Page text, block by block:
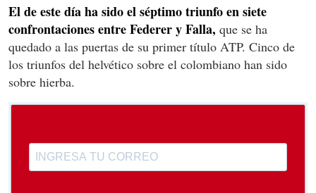
El de este día ha sido el séptimo triunfo en siete
confrontaciones entre Federer y Falla, que se ha
quedado a las puertas de su primer título ATP. Cinco de
los triunfos del helvético sobre el colombiano han sido
sobre hierba.